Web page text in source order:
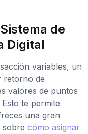
de
Digital
variables, un
retorno de
valores de puntos
te permite
una gran
sobre cómo asignar